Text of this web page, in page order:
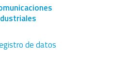
de datos